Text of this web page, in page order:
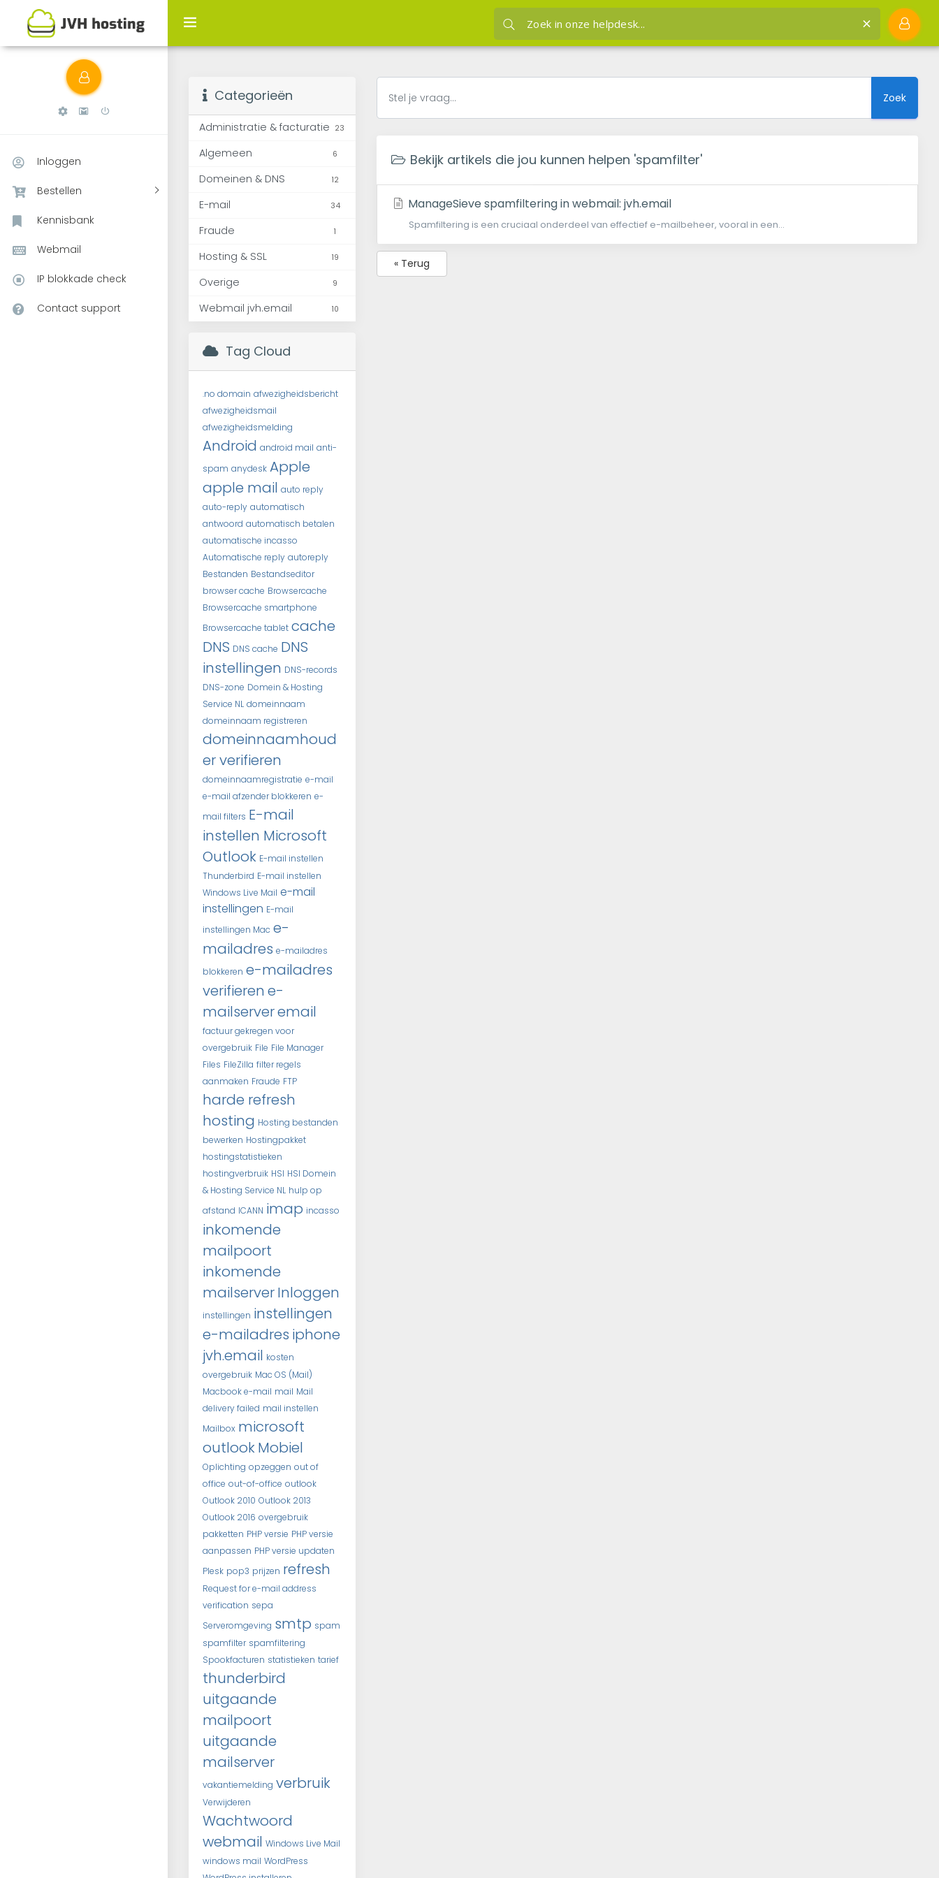
Inloggen
Bestellen
Kennisbank
Webmail
IP blokkade check
Contact support
Bekijk artikels die jou kunnen helpen spamfilter JVH hosting Kennisbank Bekijk artikels die jou kunnen helpen spamfilter
Categorieën
Administratie & facturatie 23
Algemeen 6
Domeinen & DNS 12
E-mail 34
Fraude 1
Hosting & SSL 19
Overige 9
Webmail jvh.email 10
Tag Cloud
.no domain afwezigheidsbericht
afwezigheidsmail
afwezigheidsmelding
Android android mail anti-
spam anydesk Apple
apple mail auto reply
auto-reply automatisch
antwoord automatisch betalen
automatische incasso
Automatische reply autoreply
Bestanden Bestandseditor
browser cache Browsercache
Browsercache smartphone
Browsercache tablet cache
DNS DNS cache DNS
instellingen DNS-records
DNS-zone Domein & Hosting
Service NL domeinnaam
domeinnaam registreren
domeinnaamhoud
er verifieren
domeinnaamregistratie e-mail
e-mail afzender blokkeren e-
mail filters E-mail
instellen Microsoft
Outlook E-mail instellen
Thunderbird E-mail instellen
Windows Live Mail e-mail
instellingen E-mail
instellingen Mac e-
mailadres e-mailadres
blokkeren e-mailadres
verifieren e-
mailserveremail
factuur gekregen voor
overgebruik File File Manager
Files FileZilla filter regels
aanmaken Fraude FTP
harde refresh
hosting Hosting bestanden
bewerken Hostingpakket
hostingstatistieken
hostingverbruik HSI HSI Domein
& Hosting Service NL hulp op
afstand ICANN imap incasso
inkomende
mailpoort
inkomende
mailserverInloggen
instellingen instellingen
e-mailadres iphone
jvh.email kosten
overgebruik Mac OS (Mail)
Macbook e-mail mail Mail
delivery failed mail instellen
Mailbox microsoft
outlookMobiel
Oplichting opzeggen out of
office out-of-office outlook
Outlook 2010 Outlook 2013
Outlook 2016 overgebruik
pakketten PHP versie PHP versie
aanpassen PHP versie updaten
Plesk pop3 prijzen refresh
Request for e-mail address
verification sepa
Serveromgeving smtp spam
spamfilter spamfiltering
Spookfacturen statistieken tarief
thunderbird
uitgaande
mailpoort
uitgaande
mailserver
vakantiemelding verbruik
Verwijderen
Wachtwoord
webmail Windows Live Mail
windows mail WordPress
Zoek
Bekijk artikels die jou kunnen helpen 'spamfilter'
ManageSieve spamfiltering in webmail: jvh.email
Spamfiltering is een cruciaal onderdeel van effectief e-mailbeheer, vooral in een...
« Terug